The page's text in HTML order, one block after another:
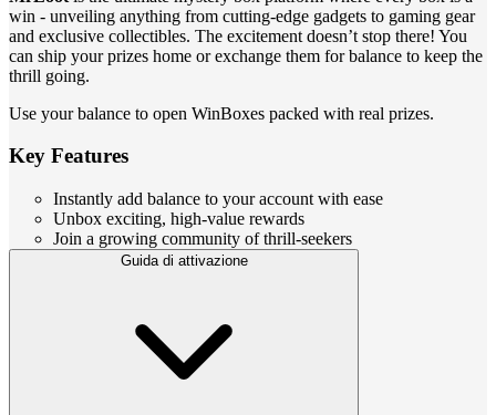
win - unveiling anything from cutting-edge gadgets to gaming gear
and exclusive collectibles. The excitement doesn’t stop there! You
can ship your prizes home or exchange them for balance to keep the
thrill going.
Use your balance to open WinBoxes packed with real prizes.
Key Features
Instantly add balance to your account with ease
Unbox exciting, high-value rewards
Join a growing community of thrill-seekers
Guida di attivazione